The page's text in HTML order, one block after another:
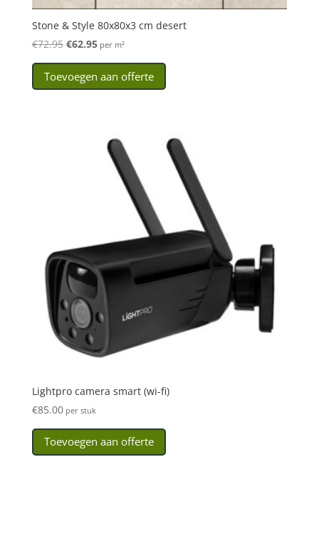
Stone & Style 80x80x3 cm desert
€72.95 Oorspronkelijke
prijs
was:
€72.95.
€62.95Huidige
prijs
is:
€62.95.
per m²
Toevoegen aan offerte
Lightpro camera smart (wi-fi)
€85.00per stuk
Toevoegen aan offerte